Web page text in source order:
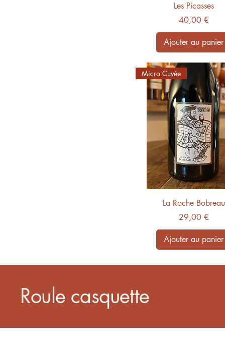
Les Picasses
Prix
40,00 €
Ajouter au panier
Micro Cuvée
La Roche Bobreau
Prix
29,00 €
Ajouter au panier
Roule casquette